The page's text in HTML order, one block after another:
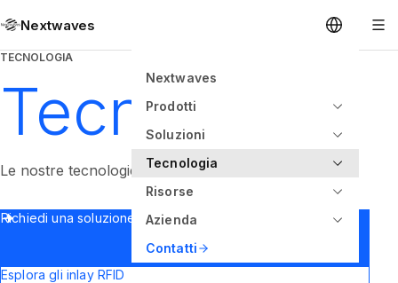
Nextwaves
Nextwaves
Prodotti
Soluzioni
Tecnologia
Risorse
Azienda
Contatti
TECNOLOGIA
Tecnologia
Le nostre tecnologie e innovazioni principali.
Richiedi una soluzione personalizzata
Esplora gli inlay RFID